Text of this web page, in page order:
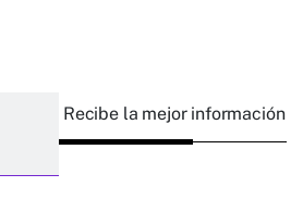
Recibe la mejor información